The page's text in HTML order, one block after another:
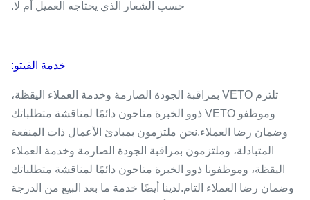
حسب الشعار الذي يحتاجه العميل أم لا.
خدمة الفيتو:
تلتزم VETO بمراقبة الجودة الصارمة وخدمة العملاء اليقظة،
وموظفو VETO ذوو الخبرة متاحون دائمًا لمناقشة متطلباتك
وضمان رضا العملاء.نحن ملتزمون بمبادئ الأعمال ذات المنفعة
المتبادلة، وملتزمون بمراقبة الجودة الصارمة وخدمة العملاء
اليقظة، وموظفونا ذوو الخبرة متاحون دائمًا لمناقشة متطلباتك
وضمان رضا العملاء التام.لدينا أيضًا خدمة ما بعد البيع من الدرجة